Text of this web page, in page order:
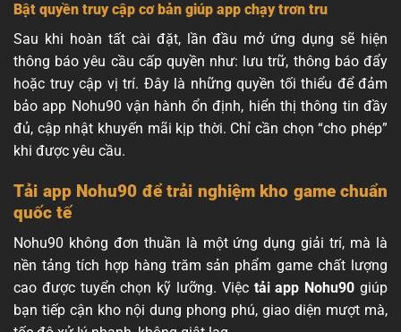
Bật quyền truy cập cơ bản giúp app chạy trơn tru
Sau khi hoàn tất cài đặt, lần đầu mở ứng dụng sẽ hiện
thông báo yêu cầu cấp quyền như: lưu trữ, thông báo đẩy
hoặc truy cập vị trí. Đây là những quyền tối thiểu để đảm
bảo app Nohu90 vận hành ổn định, hiển thị thông tin đầy
đủ, cập nhật khuyến mãi kịp thời. Chỉ cần chọn “cho phép”
khi được yêu cầu.
Tải app Nohu90 để trải nghiệm kho game chuẩn
quốc tế
Nohu90 không đơn thuần là một ứng dụng giải trí, mà là
nền tảng tích hợp hàng trăm sản phẩm game chất lượng
cao được tuyển chọn kỹ lưỡng. Việc tải app Nohu90 giúp
bạn tiếp cận kho nội dung phong phú, giao diện mượt mà,